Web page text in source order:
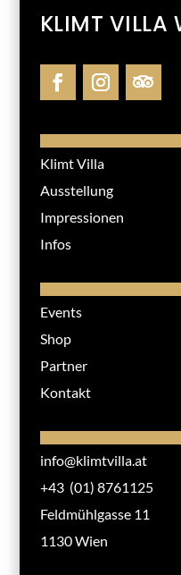
KLIMT VILLA
Klimt Villa
Ausstellung
Impressionen
Infos
Events
Shop
Partner
Kontakt
info@klimtvilla.at
+43 (01) 8761125
Feldmühlgasse 11
1130 Wien